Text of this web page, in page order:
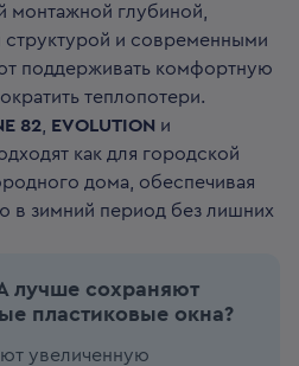
монтажной глубиной,
и современными
поддерживать комфортную
теплопотери.
82 EVOLUTION и
как для городской
дома, обеспечивая
в зимний период без лишних
лучше сохраняют
пластиковые окна?
увеличенную